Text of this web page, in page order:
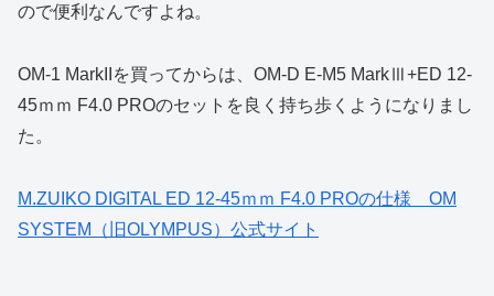
ので便利なんですよね。
OM-1 MarkIIを買ってからは、OM-D E-M5 MarkⅢ+ED 12-
45ｍｍ F4.0 PROのセットを良く持ち歩くようになりまし
た。
M.ZUIKO DIGITAL ED 12-45ｍｍ F4.0 PROの仕様 OM
SYSTEM（旧OLYMPUS）公式サイト